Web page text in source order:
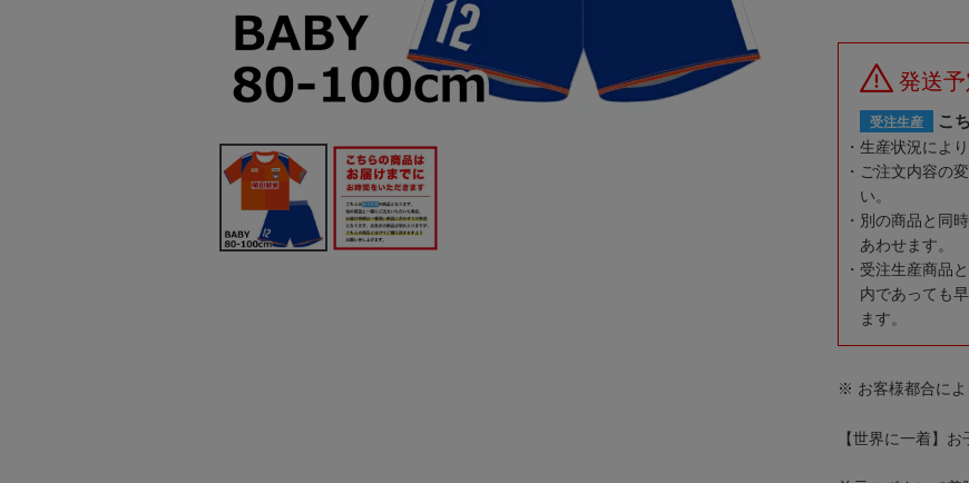
発送
受注生産 こ
生産状況によ
ご注文内容の
い。
別の商品と同
あわせます。
受注生産商品
内であっても
ます。
※ お客様都合によ
【世界に一着】